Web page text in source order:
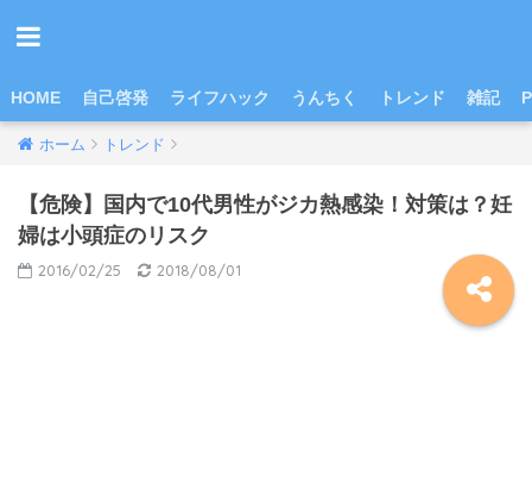
HOME 自己啓発 ライフハック うんちく トレンド 雑記
ホーム トレンド
【危険】国内で10代男性がジカ熱感染！対策は？妊
婦は小頭症のリスク
2016/02/25 2018/08/01